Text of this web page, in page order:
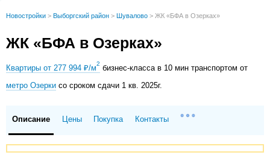
Новостройки > Выборгский район > Шувалово > ЖК «БФА в Озерках»
ЖК «БФА в Озерках»
Квартиры от 277 994 ₽/м2 бизнес-класса в 10 мин транспортом от
метро Озерки со сроком сдачи 1 кв. 2025г.
Описание Цены Покупка Контакты